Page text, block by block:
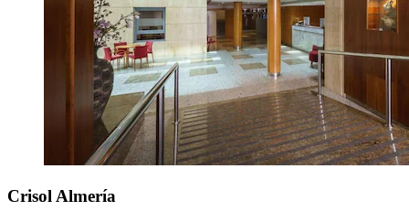
Crisol Almería